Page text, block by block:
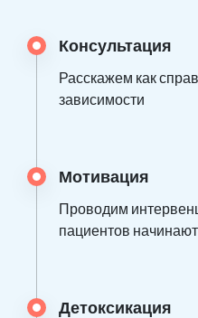
Консультация
Расскажем как
зависимости
Мотивация
Проводим
пациентов
Детоксикация